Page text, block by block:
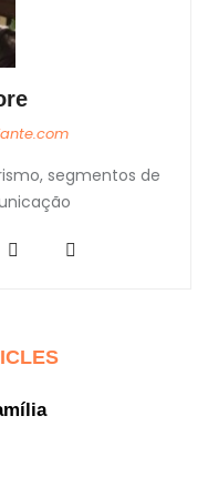
segmentos de